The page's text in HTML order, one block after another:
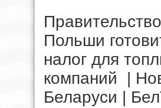
Правительство
Польши
налог для
компаний |
Беларуси |